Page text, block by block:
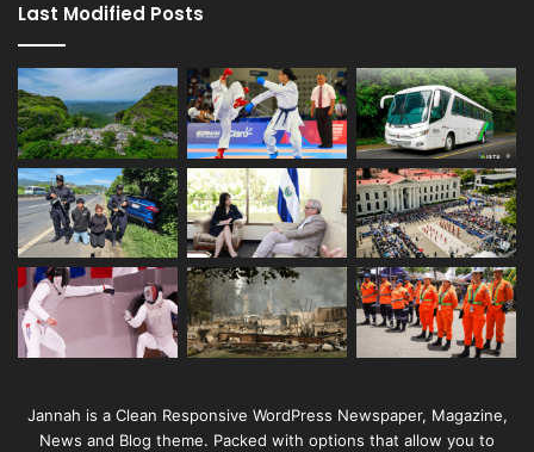
Last Modified Posts
Jannah is a Clean Responsive WordPress Newspaper, Magazine,
News and Blog theme. Packed with options that allow you to